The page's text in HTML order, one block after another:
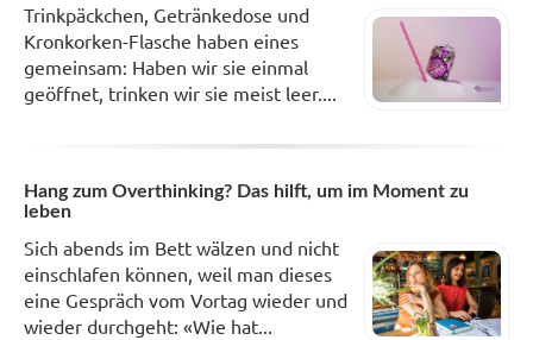
Trinkpäckchen, Getränkedose und
Kronkorken-Flasche haben eines
gemeinsam: Haben wir sie einmal
geöffnet, trinken wir sie meist leer....
Hang zum Overthinking? Das hilft, um im Moment zu
leben
Sich abends im Bett wälzen und nicht
einschlafen können, weil man dieses
eine Gespräch vom Vortag wieder und
wieder durchgeht: «Wie hat...